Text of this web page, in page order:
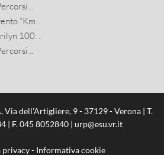
..
“Km ..
100. ..
..
Via dell’Artigliere, 9 - 37129 - Verona | T.
| F. 045 8052840 | urp@esu.vr.it
privacy- Informativa cookie